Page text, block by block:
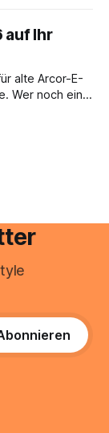
rund um
Leitfaden
Einstieg
auf Ihr
Wer noch eine
Mail & Cloud